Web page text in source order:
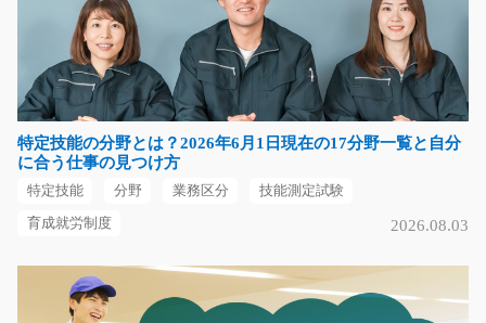
★帰ってきたアノ案件★ 人気企業のお仕事！ 工場内での
飴の製造をお任…
長期（3ヶ月以上）
時給1150円
熊本県熊本市南区
気になる
リフトを使った入出荷作業/i01_00818
急募
特定技能の分野とは？2026年6月1日現在の17分野一覧と自分
に合う仕事の見つけ方
特定技能 分野 業務区分 技能測定試験
育成就労制度 2026.08.03